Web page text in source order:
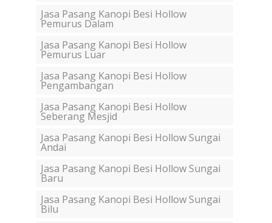
Jasa Pasang Kanopi Besi Hollow
Pemurus Dalam
Jasa Pasang Kanopi Besi Hollow
Pemurus Luar
Jasa Pasang Kanopi Besi Hollow
Pengambangan
Jasa Pasang Kanopi Besi Hollow
Seberang Mesjid
Jasa Pasang Kanopi Besi Hollow Sungai
Andai
Jasa Pasang Kanopi Besi Hollow Sungai
Baru
Jasa Pasang Kanopi Besi Hollow Sungai
Bilu